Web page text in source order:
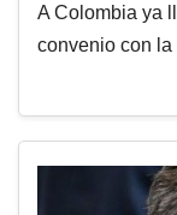
A Colombia ya
convenio con